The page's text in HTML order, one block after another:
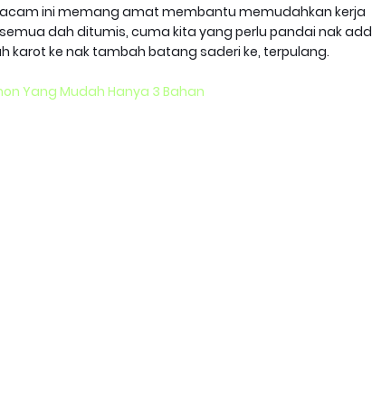
ini memang amat membantu memudahkan kerja
dah ditumis, cuma kita yang perlu pandai nak add
karot ke nak tambah batang saderi ke, terpulang.
Yang Mudah Hanya 3 Bahan